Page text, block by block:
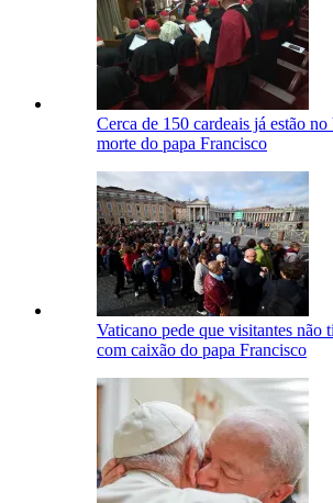
Cerca de 150 cardeais já estão
morte do papa Francisco
Vaticano pede que visitantes não
com caixão do papa Francisco